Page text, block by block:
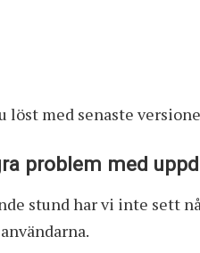
löst med senaste
problem med
stund har vi inte sett